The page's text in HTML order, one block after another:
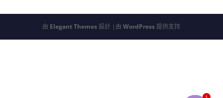
由 Elegant Themes設計 |由WordPress提供支持